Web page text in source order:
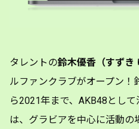
タレントの鈴木優香（すずき
ルファンクラブがオープン！
ら2021年まで、AKB48とし
は、グラビアを中心に活動の